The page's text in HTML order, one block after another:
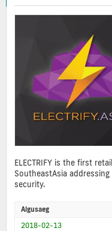
ELECTRIFY is the first
SoutheastAsia
security.
Algusaeg
2018-02-13